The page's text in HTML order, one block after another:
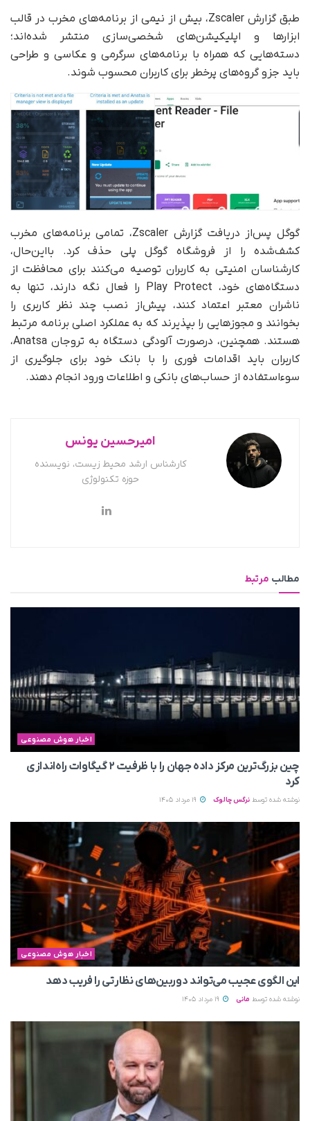
طبق گزارش Zscaler، بیش از نیمی از برنامه‌های مخرب در قالب
ابزارها و اپلیکیشن‌های شخصی‌سازی منتشر شده‌اند؛
دسته‌هایی که همراه با برنامه‌های سرگرمی و عکاسی و طراحی
باید جزو گروه‌های پرخطر برای کاربران محسوب شوند.
گوگل پس‌از دریافت گزارش Zscaler، تمامی برنامه‌های مخرب
کشف‌شده را از فروشگاه گوگل پلی حذف کرد. بااین‌حال،
کارشناسان امنیتی به کاربران توصیه می‌کنند برای محافظت از
دستگاه‌های خود، Play Protect را فعال نگه دارند، تنها به
ناشران معتبر اعتماد کنند، پیش‌از نصب چند نظر کاربری را
بخوانند و مجوزهایی را بپذیرند که به عملکرد اصلی برنامه مرتبط
هستند. همچنین، درصورت آلودگی دستگاه به تروجان Anatsa،
کاربران باید اقدامات فوری را با بانک خود برای جلوگیری از
سوءاستفاده از حساب‌های بانکی و اطلاعات ورود انجام دهند.
امیرحسین یونس
کارشناس ارشد محیط زیست، نویسنده
حوزه تکنولوژی
مطالب مرتبط
اخبار هوش مصنوعی
چین بزرگ‌ترین مرکز داده جهان را با ظرفیت ۲ گیگاوات راه‌اندازی
کرد
نوشته شده توسط نرگس چالوک
اخبار هوش مصنوعی
این الگوی عجیب می‌تواند دوربین‌های نظارتی را فریب دهد
نوشته شده توسط مانی